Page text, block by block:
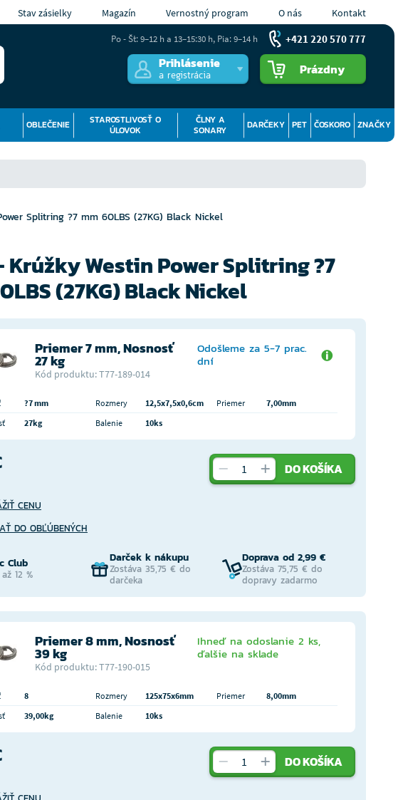
Stav zásielky Magazín Vernostný program O nás Kontakt
Prihlásenie
a registrácia Prázdny
OBLEČENIE
STAROSTLIVOSŤ O
ÚLOVOK
ČLNY A
SONARY
DARČEKY PET ČOSKORO ZNAČKY
Po - Št: 9–12 h a 13–15:30 h, Pia: 9–14 h +421 220 570 777
Splitring ?7 mm 60LBS (27KG) Black Nickel
Krúžky Westin Power Splitring ?7
(27KG) Black Nickel
Priemer 7 mm, Nosnosť
27 kg
Kód produktu: T77-189-014
Odošleme za 5-7 prac.
dní
?7 mm Rozmery 12,5x7,5x0,6cm Priemer
7,00mm
27kg Balenie 10ks
DO KOŠÍKA
CENU
DO OBĽÚBENÝCH
Club
12 %
Darček k nákupu
Zostáva 35,75 € do
darčeka
Doprava od 2,99 €
Zostáva 75,75 € do
dopravy zadarmo
Priemer 8 mm, Nosnosť
39 kg
Kód produktu: T77-190-015
Ihneď na odoslanie 2 ks,
ďalšie na sklade
8 Rozmery 125x75x6mm Priemer
8,00mm
39,00kg Balenie 10ks
DO KOŠÍKA